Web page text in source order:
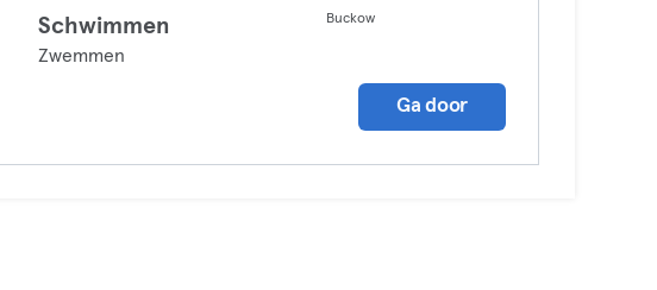
Schwimmen
Zwemmen
Buckow
Ga door